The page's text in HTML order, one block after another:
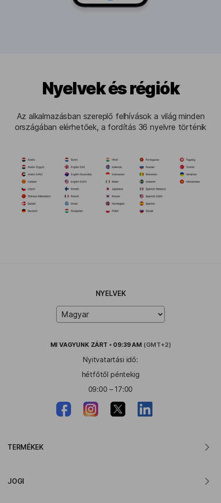
Nyelvek és régiók
Az alkalmazásban szereplő felhívások a világ minden
országában elérhetőek, a fordítás 36 nyelvre történik
NYELVEK
MI VAGYUNK ZÁRT • 09:39 AM (GMT+2)
Nyitvatartási idő:
hétfőtől péntekig
09:00 – 17:00
TERMÉKEK
JOGI